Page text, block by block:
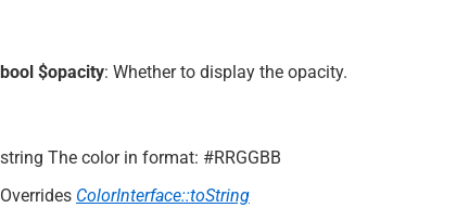
bool $opacity: Whether to display the opacity.
string The color in format: #RRGGBB
Overrides ColorInterface::toString